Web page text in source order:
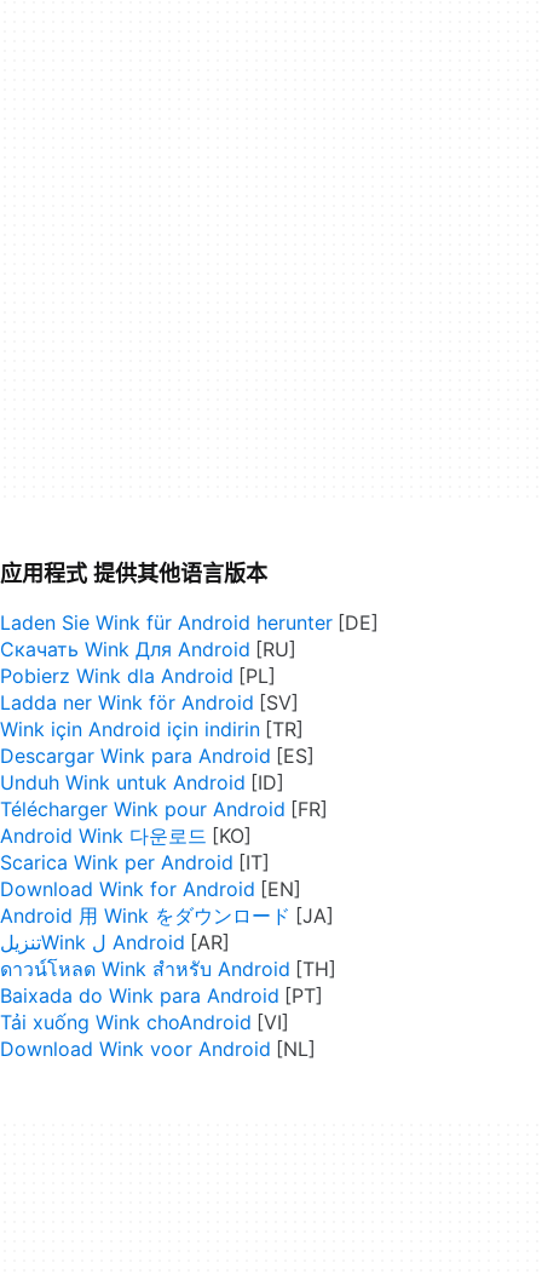
应用程式 提供其他语言版本
Laden Sie Wink für Android herunter
Скачать Wink Для Android
Pobierz Wink dla Android
Ladda ner Wink för Android
Wink için Android için indirin
Descargar Wink para Android
Unduh Wink untuk Android
Télécharger Wink pour Android
Android Wink 다운로드
Scarica Wink per Android
Download Wink for Android
Android 用 Wink をダウンロード
تنزيلWink ل Android
ดาวน์โหลด Wink สำหรับ Android
Baixada do Wink para Android
Tải xuống Wink choAndroid
Download Wink voor Android